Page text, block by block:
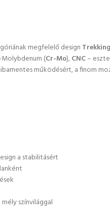
megfelelő design
(Cr-Mo),CNC–
működésért, a finom
a stabilitásért
színvilággal